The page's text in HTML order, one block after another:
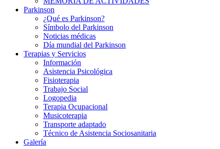
Parkinson
¿Qué es Parkinson?
Símbolo del Parkinson
Noticias médicas
Día mundial del Parkinson
Terapias y Servicios
Información
Asistencia Psicológica
Fisioterapia
Trabajo Social
Logopedia
Terapia Ocupacional
Musicoterapia
Transporte adaptado
Técnico de Asistencia Sociosanitaria
Galería